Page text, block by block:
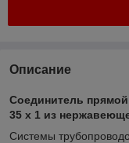
Описание
Соединитель
35 х 1 из
Системы